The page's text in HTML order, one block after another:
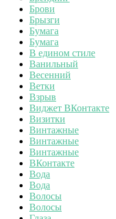
Брови
Брызги
Бумага
Бумага
В едином стиле
Ванильный
Весенний
Ветки
Взрыв
Виджет ВКонтакте
Визитки
Винтажные
Винтажные
Винтажные
ВКонтакте
Вода
Вода
Волосы
Волосы